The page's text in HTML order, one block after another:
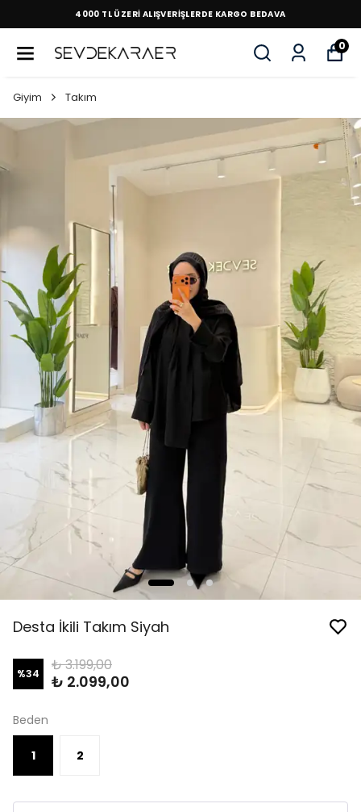
4000 TL ÜZERİ ALIŞVERİŞLERDE KARGO BEDAVA
0
Giyim Takım
Desta İkili Takım Siyah
%34 ₺ 3.199,00
₺ 2.099,00
Beden
1 2